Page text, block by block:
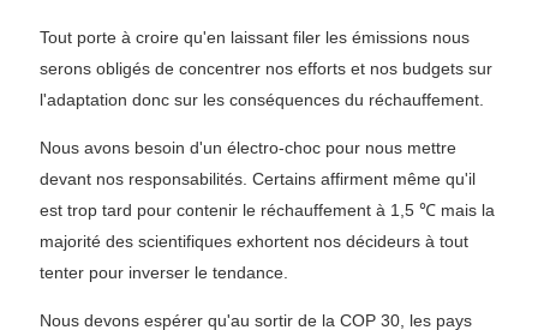
Tout porte à croire qu'en laissant filer les émissions nous
serons obligés de concentrer nos efforts et nos budgets sur
l'adaptation donc sur les conséquences du réchauffement.
Nous avons besoin d'un électro-choc pour nous mettre
devant nos responsabilités. Certains affirment même qu'il
est trop tard pour contenir le réchauffement à 1,5 ℃ mais la
majorité des scientifiques exhortent nos décideurs à tout
tenter pour inverser le tendance.
Nous devons espérer qu'au sortir de la COP 30, les pays